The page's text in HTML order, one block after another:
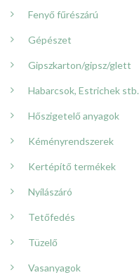
Fenyő fűrészárú
Gépészet
Gipszkarton/gipsz/glett
Habarcsok, Estrichek stb.
Hőszigetelő anyagok
Kéményrendszerek
Kertépítő termékek
Nyílászáró
Tetőfedés
Tüzelő
Vasanyagok